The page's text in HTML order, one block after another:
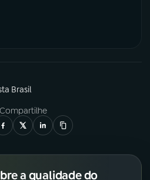
Brasil
Compartilhe
a qualidade do